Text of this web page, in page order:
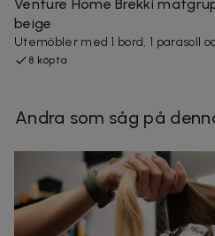
Venture Home Brekki
beige
Utemöbler med 1 bord, 1 parasoll
8 köpta
Andra som såg på